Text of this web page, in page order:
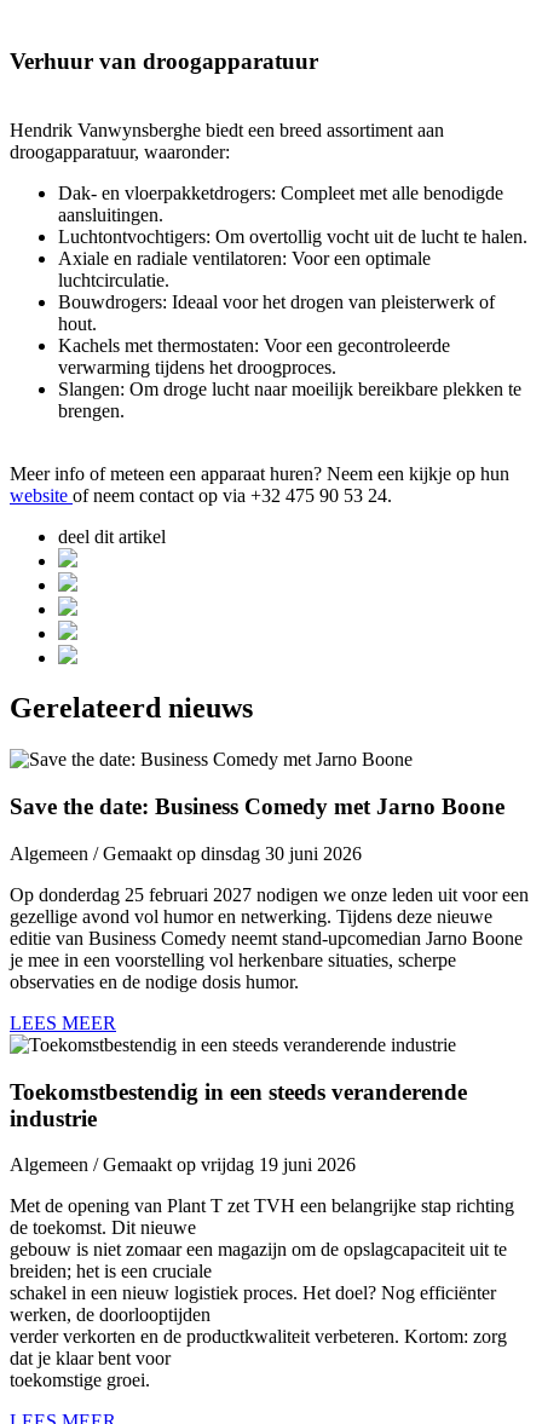
Verhuur van droogapparatuur
Hendrik Vanwynsberghe biedt een breed assortiment aan
droogapparatuur, waaronder:
Dak- en vloerpakketdrogers: Compleet met alle benodigde
aansluitingen.
Luchtontvochtigers: Om overtollig vocht uit de lucht te halen.
Axiale en radiale ventilatoren: Voor een optimale
luchtcirculatie.
Bouwdrogers: Ideaal voor het drogen van pleisterwerk of
hout.
Kachels met thermostaten: Voor een gecontroleerde
verwarming tijdens het droogproces.
Slangen: Om droge lucht naar moeilijk bereikbare plekken te
brengen.
Meer info of meteen een apparaat huren? Neem een kijkje op hun
website of neem contact op via +32 475 90 53 24.
deel dit artikel
Gerelateerd nieuws
Save the date: Business Comedy met Jarno Boone
Algemeen / Gemaakt op dinsdag 30 juni 2026
Op donderdag 25 februari 2027 nodigen we onze leden uit voor een
gezellige avond vol humor en netwerking. Tijdens deze nieuwe
editie van Business Comedy neemt stand-upcomedian Jarno Boone
je mee in een voorstelling vol herkenbare situaties, scherpe
observaties en de nodige dosis humor.
LEES MEER
Toekomstbestendig in een steeds veranderende
industrie
Algemeen / Gemaakt op vrijdag 19 juni 2026
Met de opening van Plant T zet TVH een belangrijke stap richting
de toekomst. Dit nieuwe
gebouw is niet zomaar een magazijn om de opslagcapaciteit uit te
breiden; het is een cruciale
schakel in een nieuw logistiek proces. Het doel? Nog efficiënter
werken, de doorlooptijden
verder verkorten en de productkwaliteit verbeteren. Kortom: zorg
dat je klaar bent voor
toekomstige groei.